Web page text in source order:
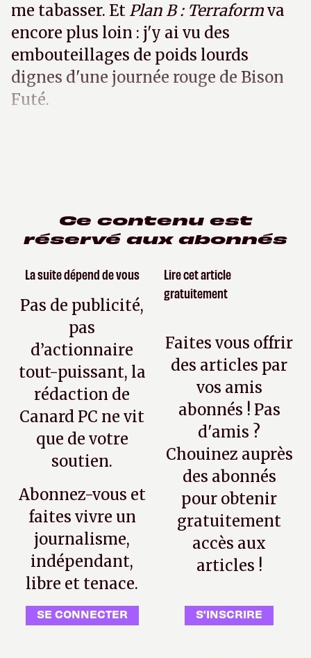
me tabasser. Et Plan B : Terraformva
encore plus loin : j'y ai vu des
embouteillages de poids lourds
dignes d'une journée rouge de Bison
Futé.
Ce contenu est
réservé aux abonnés
La suite dépend de vous
Pas de publicité,
pas
d’actionnaire
tout-puissant, la
rédaction de
Canard PC ne vit
que de votre
soutien.
Abonnez-vous et
faites vivre un
journalisme,
indépendant,
libre et tenace.
SE CONNECTER
Lire cet article
gratuitement
Faites vous offrir
des articles par
vos amis
abonnés ! Pas
d'amis ?
Chouinez auprès
des abonnés
pour obtenir
gratuitement
accès aux
articles !
S'INSCRIRE